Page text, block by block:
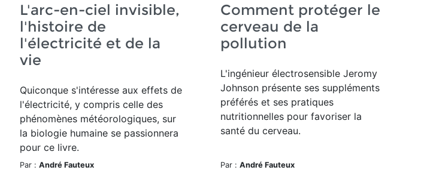
L'arc-en-ciel invisible,
l'histoire de
l'électricité et de la
vie
Quiconque s'intéresse aux effets de
l'électricité, y compris celle des
phénomènes météorologiques, sur
la biologie humaine se passionnera
pour ce livre.
Par : André Fauteux
Comment protéger le
cerveau de la
pollution
L'ingénieur électrosensible Jeromy
Johnson présente ses suppléments
préférés et ses pratiques
nutritionnelles pour favoriser la
santé du cerveau.
Par : André Fauteux